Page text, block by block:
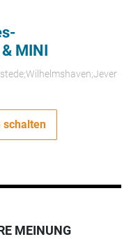
MINI
schalten
MEINUNG